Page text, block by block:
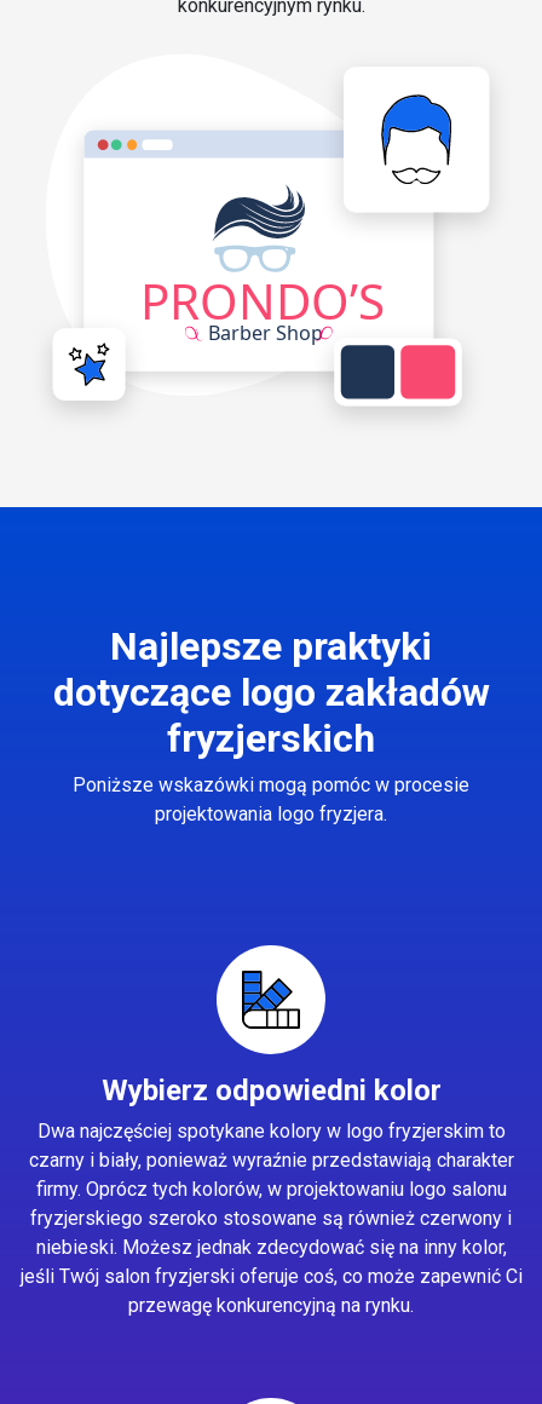
konkurencyjnym rynku.
Najlepsze praktyki
dotyczące logo zakładów
fryzjerskich
Poniższe wskazówki mogą pomóc w procesie
projektowania logo fryzjera.
Wybierz odpowiedni kolor
Dwa najczęściej spotykane kolory w logo fryzjerskim to
czarny i biały, ponieważ wyraźnie przedstawiają charakter
firmy. Oprócz tych kolorów, w projektowaniu logo salonu
fryzjerskiego szeroko stosowane są również czerwony i
niebieski. Możesz jednak zdecydować się na inny kolor,
jeśli Twój salon fryzjerski oferuje coś, co może zapewnić Ci
przewagę konkurencyjną na rynku.